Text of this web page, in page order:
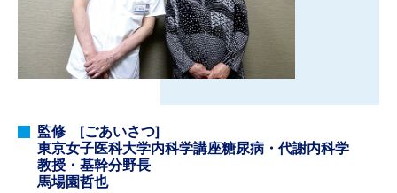
監修 [ごあいさつ]
東京女子医科大学内科学講座糖尿病・代謝内科学
教授・基幹分野長
馬場園哲也